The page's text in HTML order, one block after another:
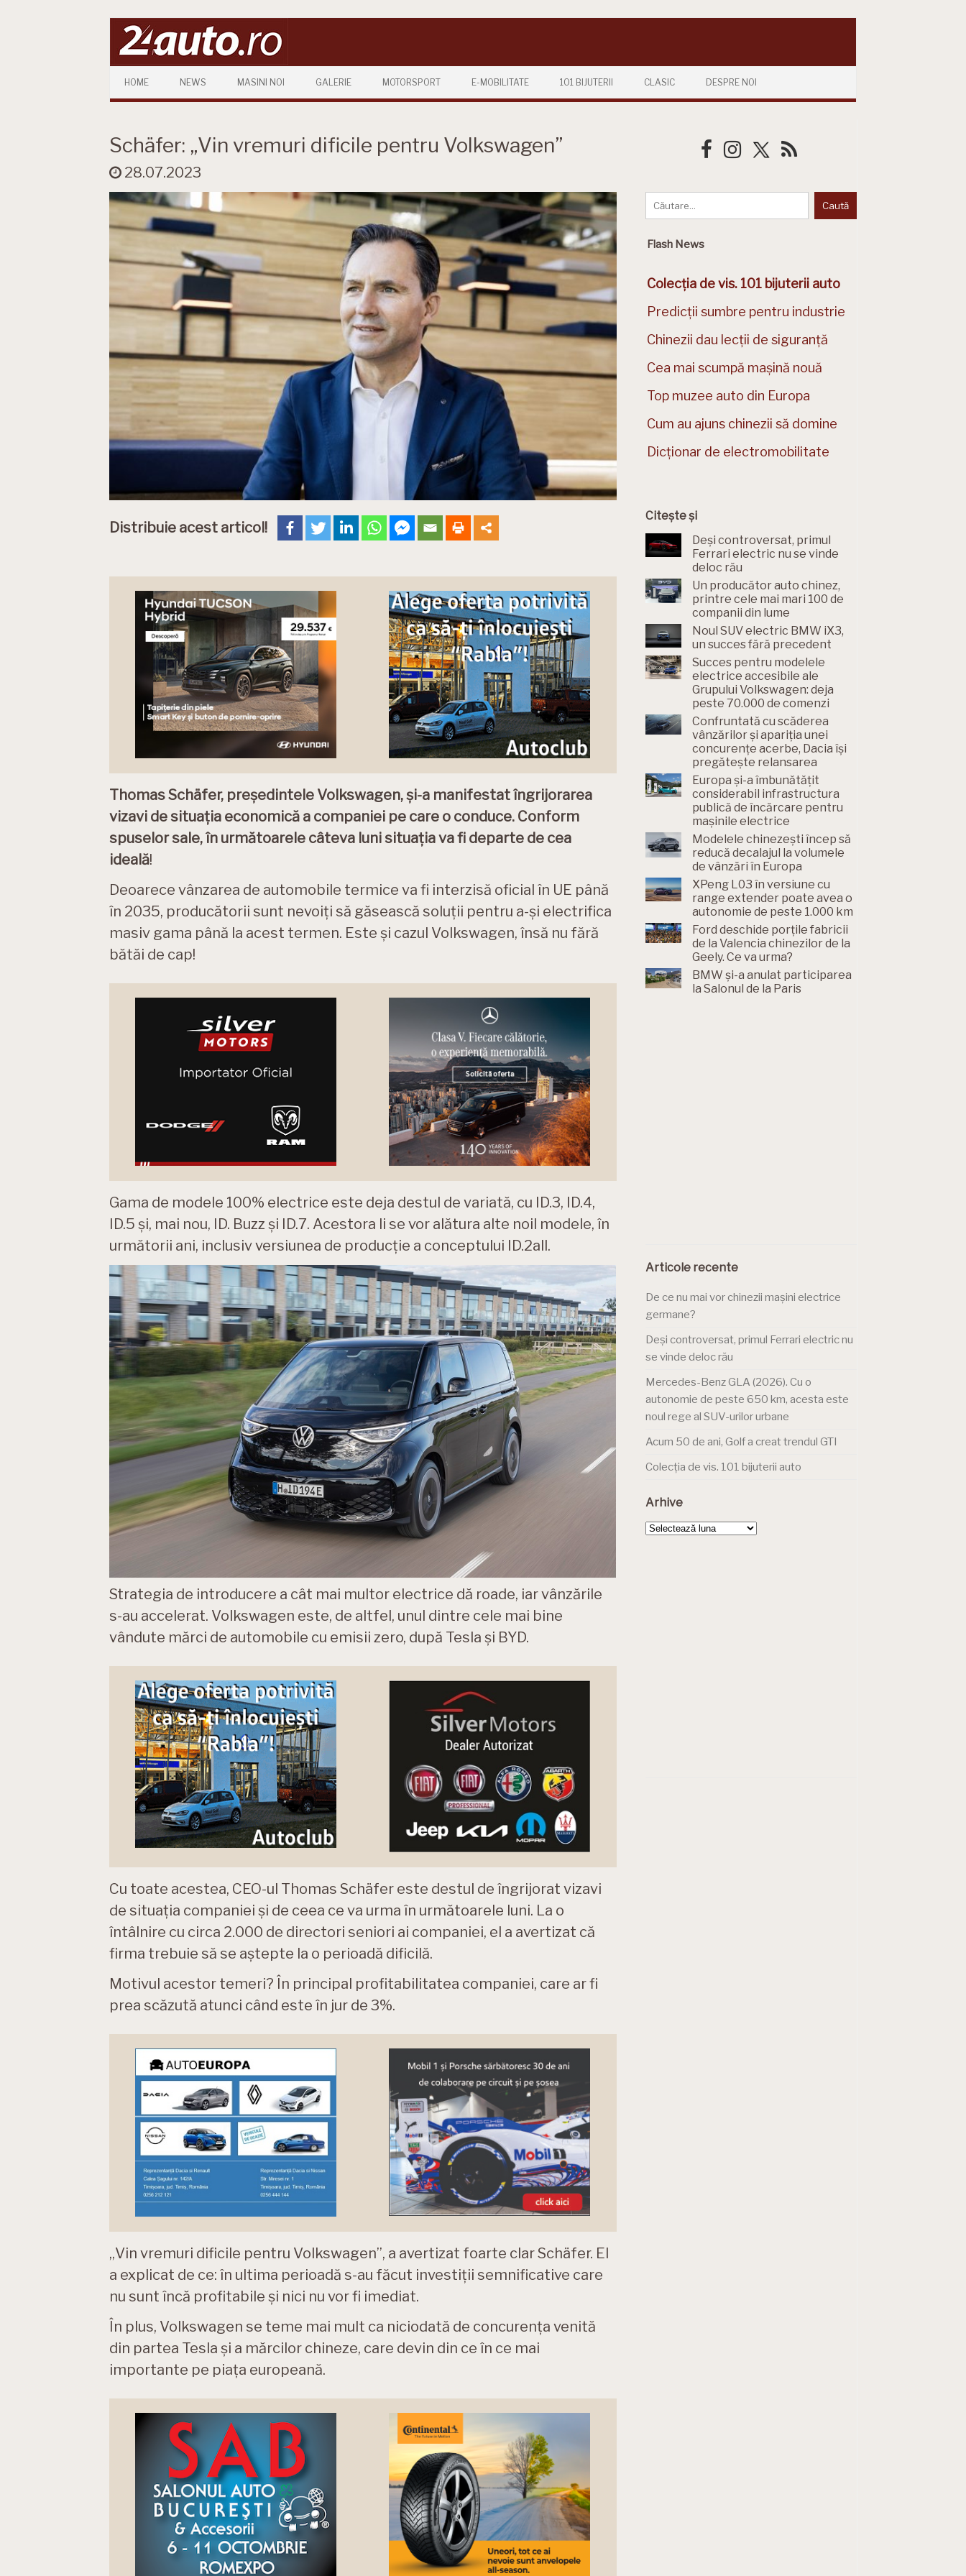
HOME NEWS MASINI NOI GALERIE MOTORSPORT E-MOBILITATE 101 BIJUTERII CLASIC DESPRE NOI
Schäfer: „Vin vremuri dificile pentru Volkswagen”
28.07.2023
Distribuie acest articol!
Thomas Schäfer, președintele Volkswagen, și-a manifestat îngrijorarea
vizavi de situația economică a companiei pe care o conduce. Conform
spuselor sale, în următoarele câteva luni situația va fi departe de cea
ideală!
Deoarece vânzarea de automobile termice va fi interzisă oficial în UE până
în 2035, producătorii sunt nevoiți să găsească soluții pentru a-și electrifica
masiv gama până la acest termen. Este și cazul Volkswagen, însă nu fără
bătăi de cap!
Gama de modele 100% electrice este deja destul de variată, cu ID.3, ID.4,
ID.5 și, mai nou, ID. Buzz și ID.7. Acestora li se vor alătura alte noil modele, în
următorii ani, inclusiv versiunea de producție a conceptului ID.2all.
Strategia de introducere a cât mai multor electrice dă roade, iar vânzările
s-au accelerat. Volkswagen este, de altfel, unul dintre cele mai bine
vândute mărci de automobile cu emisii zero, după Tesla și BYD.
Cu toate acestea, CEO-ul Thomas Schäfer este destul de îngrijorat vizavi
de situația companiei și de ceea ce va urma în următoarele luni. La o
întâlnire cu circa 2.000 de directori seniori ai companiei, el a avertizat că
firma trebuie să se aștepte la o perioadă dificilă.
Motivul acestor temeri? În principal profitabilitatea companiei, care ar fi
prea scăzută atunci când este în jur de 3%.
„Vin vremuri dificile pentru Volkswagen”, a avertizat foarte clar Schäfer. El
a explicat de ce: în ultima perioadă s-au făcut investiții semnificative care
nu sunt încă profitabile și nici nu vor fi imediat.
În plus, Volkswagen se teme mai mult ca niciodată de concurența venită
din partea Tesla și a mărcilor chineze, care devin din ce în ce mai
importante pe piața europeană.
Flash News
Colecția de vis. 101 bijuterii auto
Predicții sumbre pentru industrie
Chinezii dau lecții de siguranță
Cea mai scumpă mașină nouă
Top muzee auto din Europa
Cum au ajuns chinezii să domine
Dicționar de electromobilitate
Citește și
Deși controversat, primul
Ferrari electric nu se vinde
deloc rău
Un producător auto chinez,
printre cele mai mari 100 de
companii din lume
Noul SUV electric BMW iX3,
un succes fără precedent
Succes pentru modelele
electrice accesibile ale
Grupului Volkswagen: deja
peste 70.000 de comenzi
Confruntată cu scăderea
vânzărilor și apariția unei
concurențe acerbe, Dacia își
pregătește relansarea
Europa și-a îmbunătățit
considerabil infrastructura
publică de încărcare pentru
mașinile electrice
Modelele chinezești încep să
reducă decalajul la volumele
de vânzări în Europa
XPeng L03 în versiune cu
range extender poate avea o
autonomie de peste 1.000 km
Ford deschide porțile fabricii
de la Valencia chinezilor de la
Geely. Ce va urma?
BMW și-a anulat participarea
la Salonul de la Paris
Articole recente
De ce nu mai vor chinezii mașini electrice
germane?
Deși controversat, primul Ferrari electric nu
se vinde deloc rău
Mercedes-Benz GLA (2026). Cu o
autonomie de peste 650 km, acesta este
noul rege al SUV-urilor urbane
Acum 50 de ani, Golf a creat trendul GTI
Colecția de vis. 101 bijuterii auto
Arhive
Arhive